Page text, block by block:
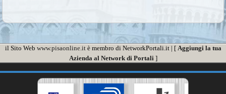
il Sito Web www.pisaonline.itè membro di NetworkPortali.it | [ Aggiungi la tua
Azienda al Network di Portali]